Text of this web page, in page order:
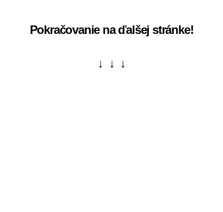
Pokračovanie na ďalšej stránke!
↓ ↓ ↓